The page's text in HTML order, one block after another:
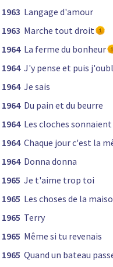
1963 Langage d'amour
1963 Marche tout droit
1964 La ferme du bonheur
1964 J'y pense et puis
1964 Je sais
1964 Du pain et du beurre
1964 Les cloches sonnaient
1964 Chaque jour c'est la
1964 Donna donna
1965 Je t'aime trop toi
1965 Les choses de la
1965 Terry
1965 Même si tu revenais
1965 Quand un bateau